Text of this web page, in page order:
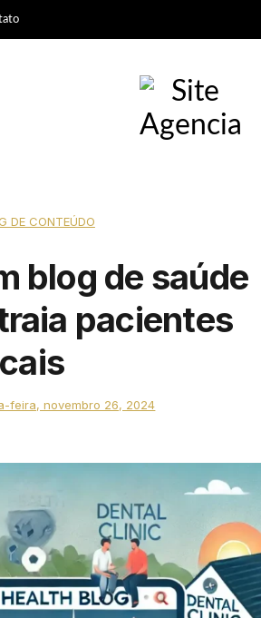
DE CONTEÚDO
blog de saúde
pacientes
feira, novembro 26, 2024